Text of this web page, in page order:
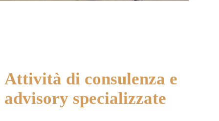
Attività di consulenza e
advisory specializzate